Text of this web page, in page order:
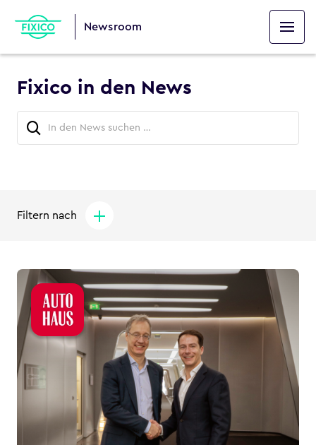
Newsroom
Fixico in den News
Filtern nach